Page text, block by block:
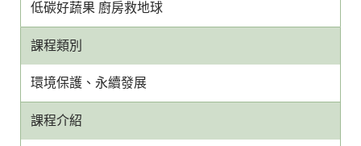
低碳好蔬果 廚房救地球
課程類別
環境保護、永續發展
課程介紹